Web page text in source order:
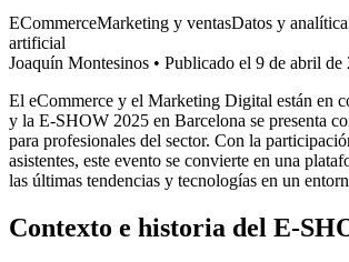
ECommerceMarketing y ventasDatos y analítica
artificial
Joaquín Montesinos • Publicado el 9 de abril de
El eCommerce y el Marketing Digital están en
y la E-SHOW 2025 en Barcelona se presenta
para profesionales del sector. Con la
asistentes, este evento se convierte en una
las últimas tendencias y tecnologías en un
Contexto e historia del E-